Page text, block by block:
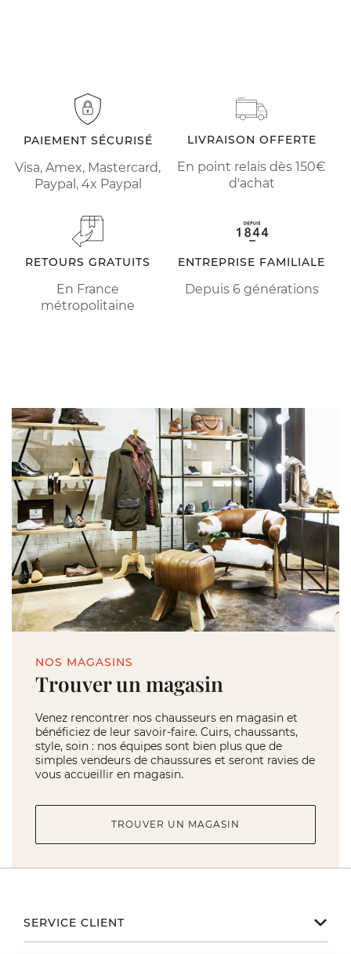
PAIEMENT SÉCURISÉ
Visa, Amex, Mastercard,
Paypal, 4x Paypal
LIVRAISON OFFERTE
En point relais dès 150€
d'achat
RETOURS GRATUITS
En France
métropolitaine
ENTREPRISE FAMILIALE
Depuis 6 générations
NOS MAGASINS
Trouver un magasin
Venez rencontrer nos chausseurs en magasin et
bénéficiez de leur savoir-faire. Cuirs, chaussants,
style, soin : nos équipes sont bien plus que de
simples vendeurs de chaussures et seront ravies de
vous accueillir en magasin.
TROUVER UN MAGASIN
SERVICE CLIENT